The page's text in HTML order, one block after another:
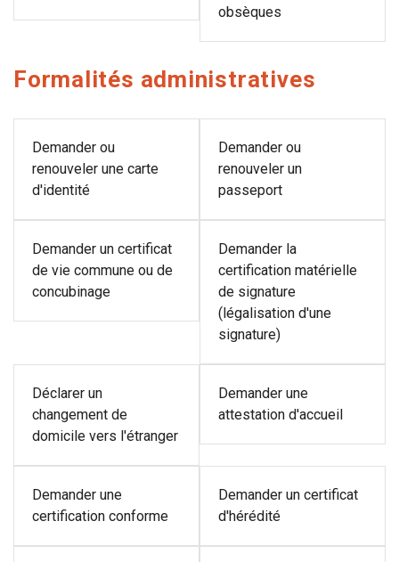
obsèques
Formalités administratives
Demander ou
renouveler une carte
d'identité
Demander ou
renouveler un
passeport
Demander un certificat
de vie commune ou de
concubinage
Demander la
certification matérielle
de signature
(légalisation d'une
signature)
Déclarer un
changement de
domicile vers l'étranger
Demander une
attestation d'accueil
Demander une
certification conforme
Demander un certificat
d'hérédité